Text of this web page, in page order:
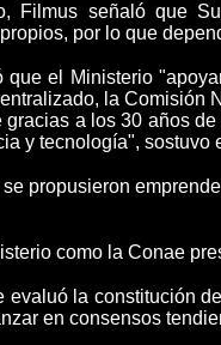
Filmus señaló que
, por lo que
que el Ministerio
la Comisión
gracias a los30 años de
y tecnología", sostuvo
propusieron
como la Conae
evaluó la constitución
en consensos